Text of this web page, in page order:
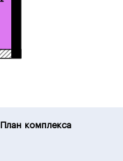
План комплекса